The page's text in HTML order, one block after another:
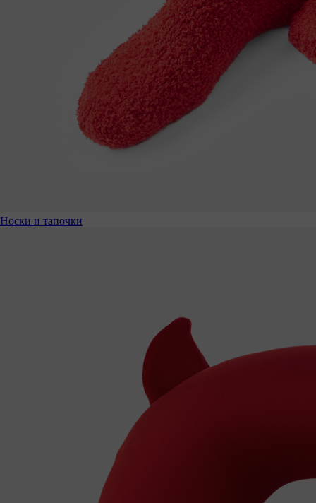
Носки и тапочки